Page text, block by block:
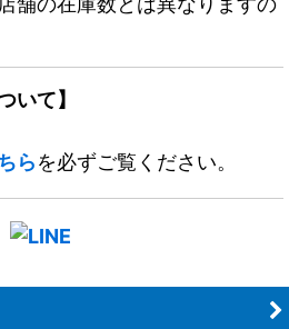
いて】
らを必ずご覧ください。